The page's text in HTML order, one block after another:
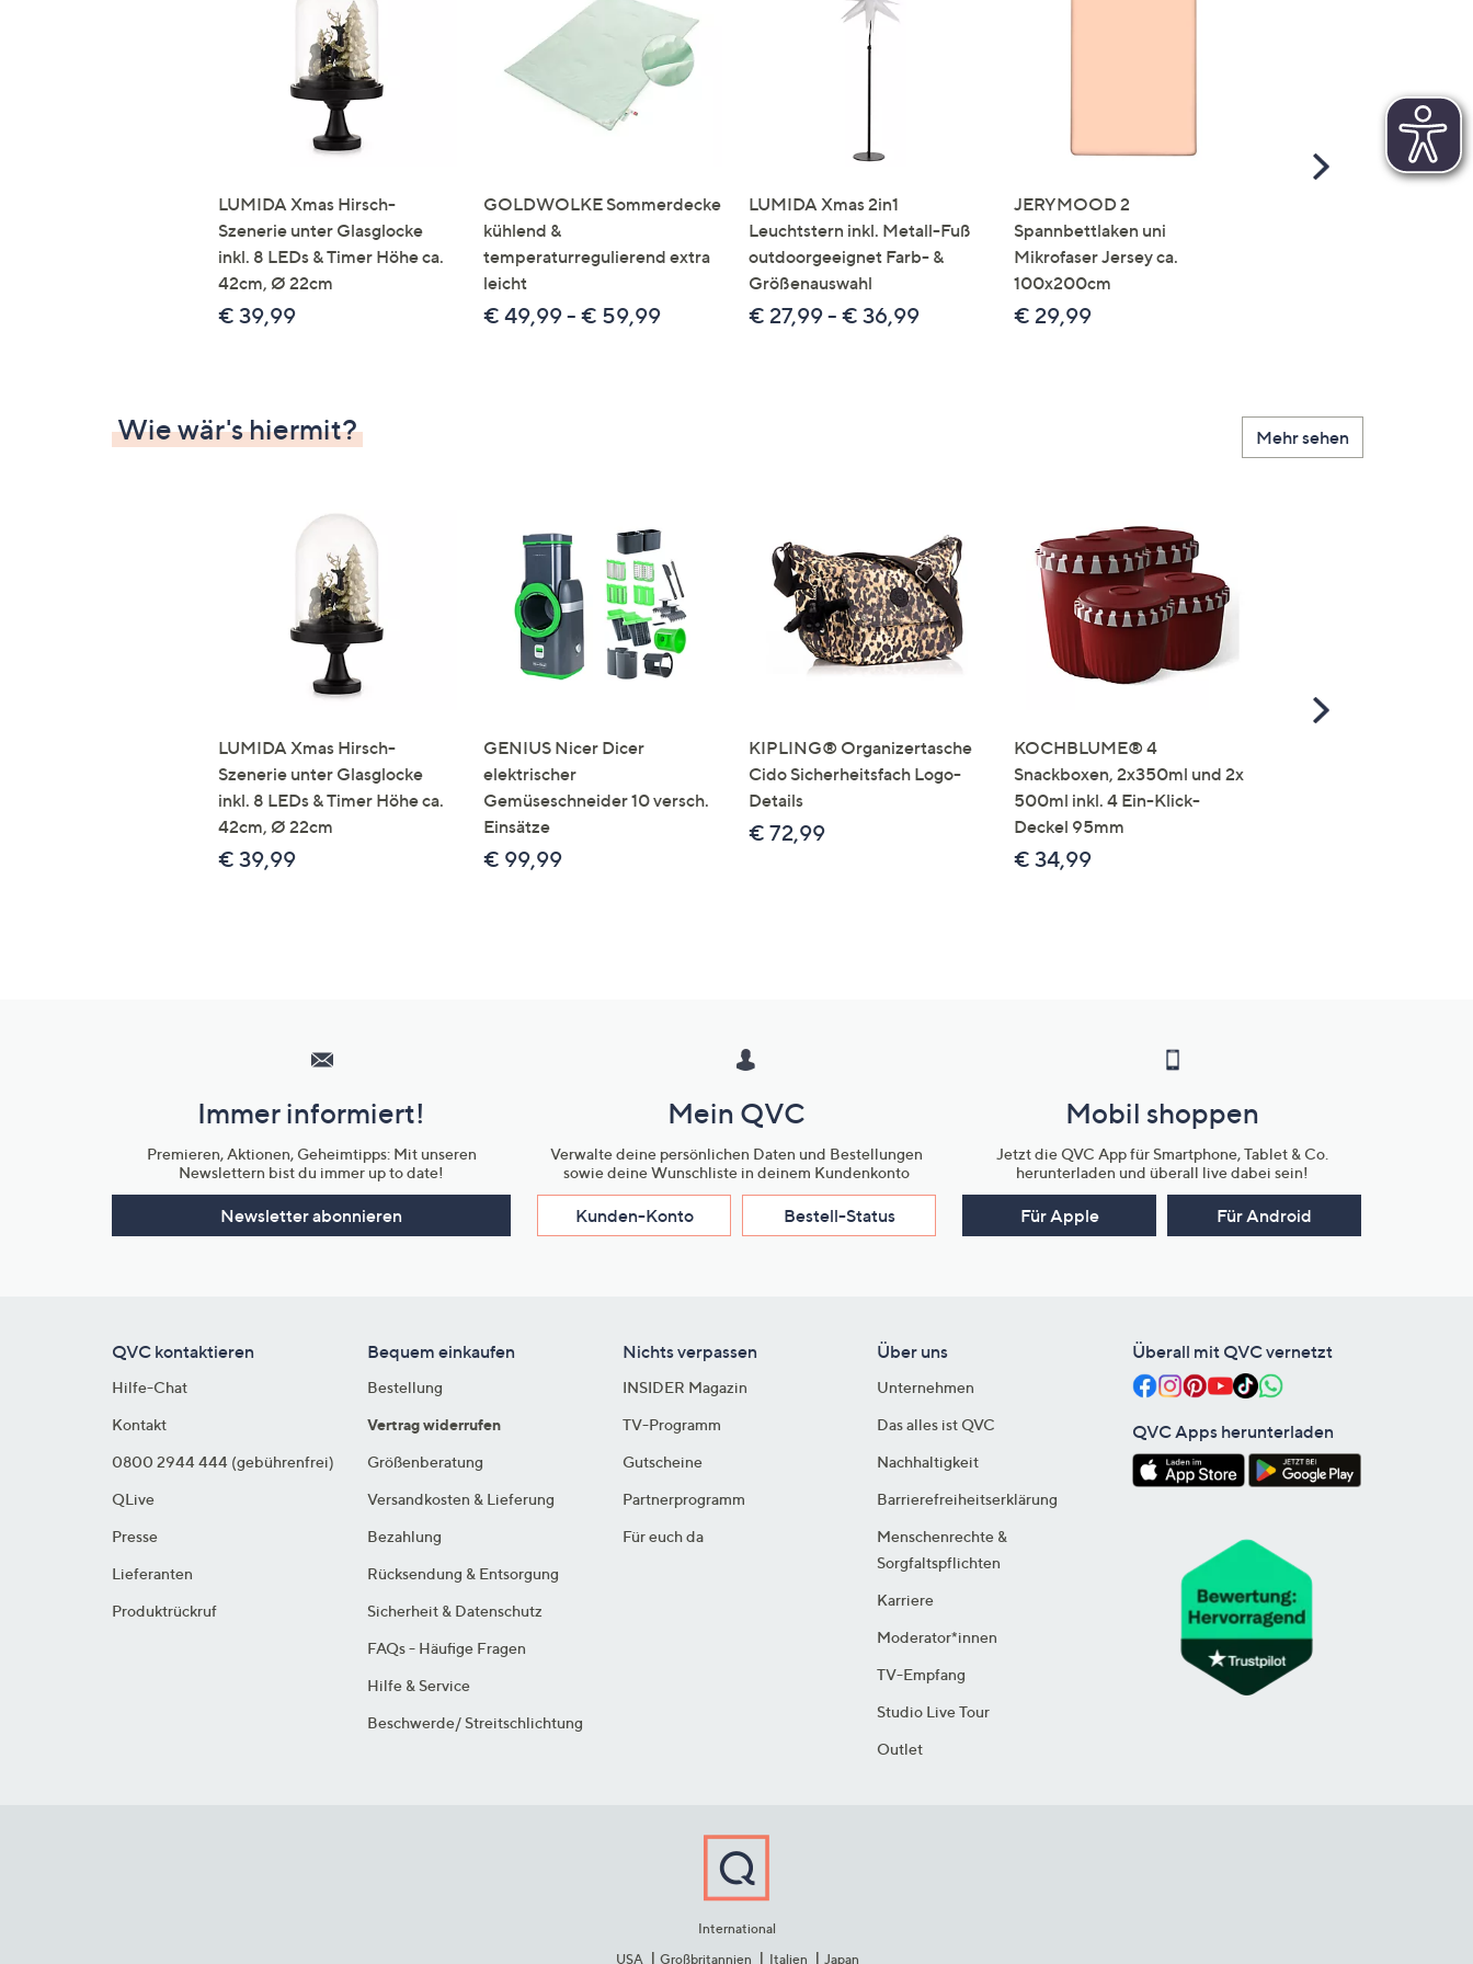
Touch-
Geräten
rechts,
um
diese
anzuzeigen.
LUMIDA Xmas Hirsch-
Szenerie unter Glasglocke
inkl. 8 LEDs & Timer Höhe ca.
42cm, Ø 22cm
€ 39,99
GOLDWOLKE Sommerdecke
kühlend &
temperaturregulierend extra
leicht
€ 49,99 - € 59,99
LUMIDA Xmas 2in1
Leuchtstern inkl. Metall-Fuß
outdoorgeeignet Farb- &
Größenauswahl
€ 27,99 - € 36,99
JERYMOOD 2
Spannbettlaken uni
Mikrofaser Jersey ca.
100x200cm
€ 29,99
Scroll
Wie wär's hiermit? Mehr sehen
LUMIDA Xmas Hirsch-
Szenerie unter Glasglocke
inkl. 8 LEDs & Timer Höhe ca.
42cm, Ø 22cm
€ 39,99
GENIUS Nicer Dicer
elektrischer
Gemüseschneider 10 versch.
Einsätze
€ 99,99
KIPLING® Organizertasche
Cido Sicherheitsfach Logo-
Details
€ 72,99
KOCHBLUME® 4
Snackboxen, 2x350ml und 2x
500ml inkl. 4 Ein-Klick-
Deckel 95mm
€ 34,99
Scroll
Unternehmensinformationen
Immer informiert!
Premieren, Aktionen, Geheimtipps: Mit unseren
Newslettern bist du immer up to date!
Newsletter abonnieren
Mein QVC
Verwalte deine persönlichen Daten und Bestellungen
sowie deine Wunschliste in deinem Kundenkonto
Kunden-Konto Bestell-Status
Mobil shoppen
Jetzt die QVC App für Smartphone, Tablet & Co.
herunterladen und überall live dabei sein!
Für Apple Für Android
QVC kontaktieren
Hilfe-Chat
Kontakt
0800 2944 444 (gebührenfrei)
QLive
Presse
Lieferanten
Produktrückruf
Bequem einkaufen
Bestellung
Vertrag widerrufen
Größenberatung
Versandkosten & Lieferung
Bezahlung
Rücksendung & Entsorgung
Sicherheit & Datenschutz
FAQs - Häufige Fragen
Hilfe & Service
Beschwerde/ Streitschlichtung
Nichts verpassen
INSIDER Magazin
TV-Programm
Gutscheine
Partnerprogramm
Für euch da
Über uns
Unternehmen
Das alles ist QVC
Nachhaltigkeit
Barrierefreiheitserklärung
Menschenrechte &
Sorgfaltspflichten
Karriere
Moderator*innen
TV-Empfang
Studio Live Tour
Outlet
Überall mit QVC vernetzt
QVC Apps herunterladen
International
USA
Großbritannien Italien Japan